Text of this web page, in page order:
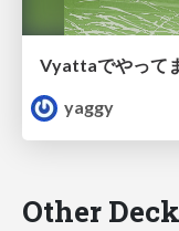
yaggy
Other